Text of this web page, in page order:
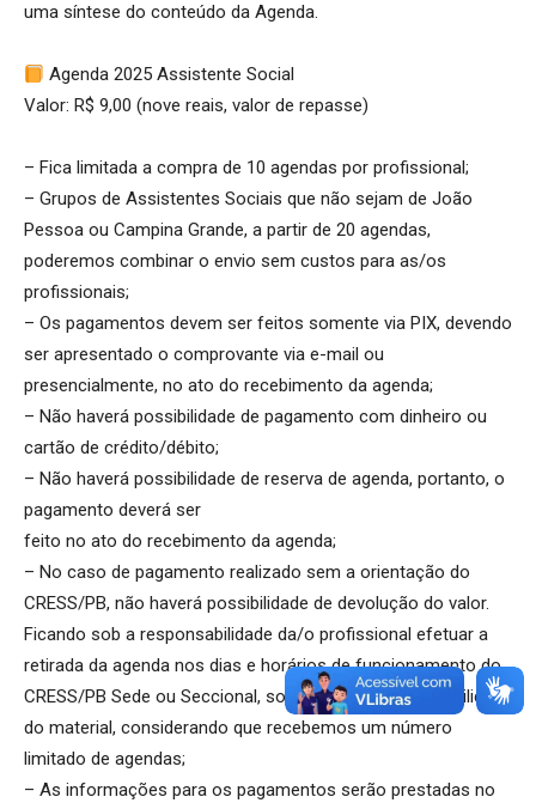
uma síntese do conteúdo da Agenda.
Agenda 2025 Assistente Social
Valor: R$ 9,00 (nove reais, valor de repasse)
– Fica limitada a compra de 10 agendas por profissional;
– Grupos de Assistentes Sociais que não sejam de João
Pessoa ou Campina Grande, a partir de 20 agendas,
poderemos combinar o envio sem custos para as/os
profissionais;
– Os pagamentos devem ser feitos somente via PIX, devendo
ser apresentado o comprovante via e-mail ou
presencialmente, no ato do recebimento da agenda;
– Não haverá possibilidade de pagamento com dinheiro ou
cartão de crédito/débito;
– Não haverá possibilidade de reserva de agenda, portanto, o
pagamento deverá ser
feito no ato do recebimento da agenda;
– No caso de pagamento realizado sem a orientação do
CRESS/PB, não haverá possibilidade de devolução do valor.
Ficando sob a responsabilidade da/o profissional efetuar a
retirada da agenda nos dias e horários de funcionamento do
CRESS/PB Sede ou Seccional, sob o risco de indisponibilidade
do material, considerando que recebemos um número
limitado de agendas;
– As informações para os pagamentos serão prestadas no